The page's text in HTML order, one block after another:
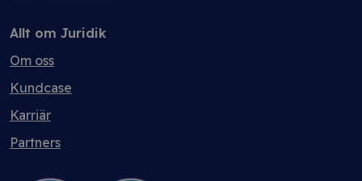
Allt om Juridik
Om oss
Kundcase
Karriär
Partners